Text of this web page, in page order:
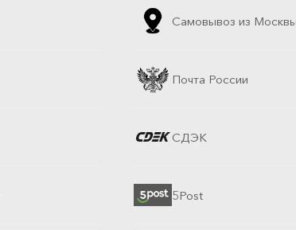
Самовывоз из
Почта России
СДЭК
5Post